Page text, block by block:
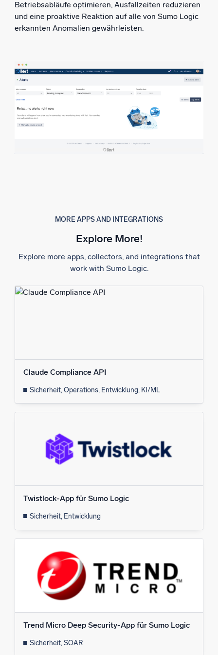
Betriebsabläufe optimieren, Ausfallzeiten reduzieren
und eine proaktive Reaktion auf alle von Sumo Logic
erkannten Anomalien gewährleisten.
MORE APPS AND INTEGRATIONS
Explore More!
Explore more apps, collectors, and integrations that
work with Sumo Logic.
Claude Compliance API
Sicherheit, Operations, Entwicklung, KI/ML
Twistlock-App für Sumo Logic
Sicherheit, Entwicklung
Trend Micro Deep Security-App für Sumo Logic
Sicherheit, SOAR